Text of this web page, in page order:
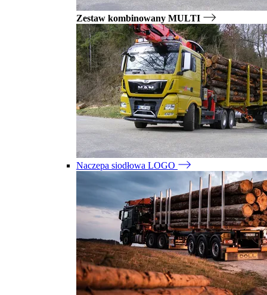
Zestaw kombinowany MULTI
Naczepa siodłowa LOGO